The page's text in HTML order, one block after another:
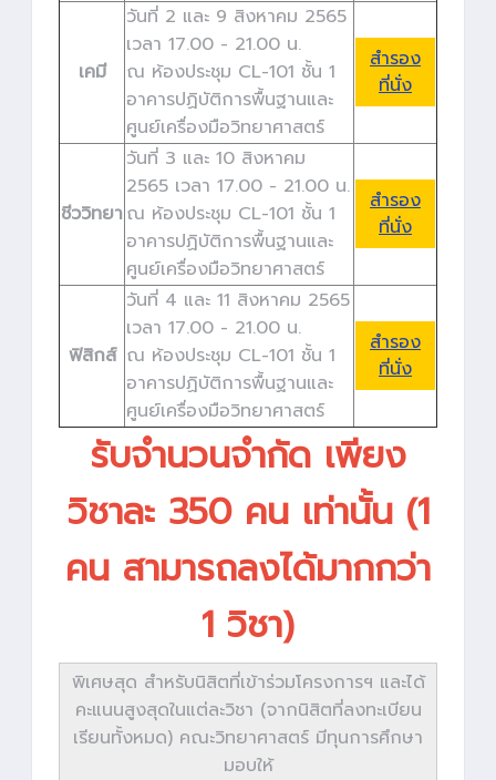
เคมี
วันที่ 2 และ 9 สิงหาคม 2565
เวลา 17.00 - 21.00 น.
ณ ห้องประชุม CL-101 ชั้น 1
อาคารปฏิบัติการพื้นฐานและ
ศูนย์เครื่องมือวิทยาศาสตร์
สำรอง
ที่นั่ง
ชีววิทยา
วันที่ 3 และ 10 สิงหาคม
2565 เวลา 17.00 - 21.00 น.
ณ ห้องประชุม CL-101 ชั้น 1
อาคารปฏิบัติการพื้นฐานและ
ศูนย์เครื่องมือวิทยาศาสตร์
สำรอง
ที่นั่ง
ฟิสิกส์
วันที่ 4 และ 11 สิงหาคม 2565
เวลา 17.00 - 21.00 น.
ณ ห้องประชุม CL-101 ชั้น 1
อาคารปฏิบัติการพื้นฐานและ
ศูนย์เครื่องมือวิทยาศาสตร์
สำรอง
ที่นั่ง
รับจำนวนจำกัด เพียง
วิชาละ 350 คน เท่านั้น (1
คน สามารถลงได้มากกว่า
1 วิชา)
พิเศษสุด สำหรับนิสิตที่เข้าร่วมโครงการฯ และได้
คะแนนสูงสุดในแต่ละวิชา (จากนิสิตที่ลงทะเบียน
เรียนทั้งหมด) คณะวิทยาศาสตร์ มีทุนการศึกษา
มอบให้